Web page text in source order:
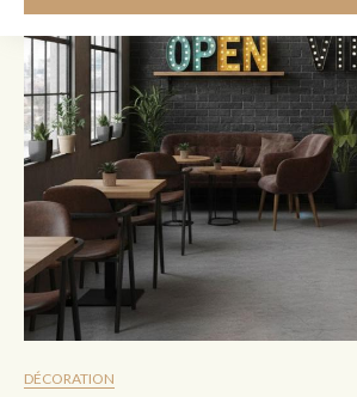
DÉCORATION